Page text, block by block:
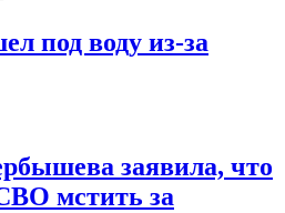
под воду из-за
заявила, что
мстить за